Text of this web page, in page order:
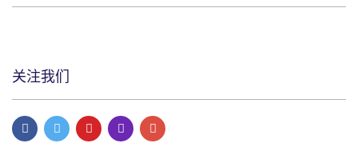
关注我们